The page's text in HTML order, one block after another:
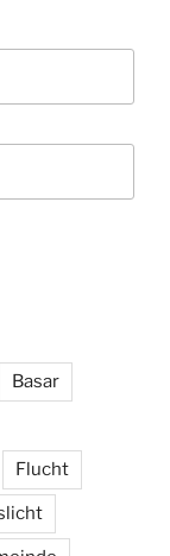
Basar
Flucht